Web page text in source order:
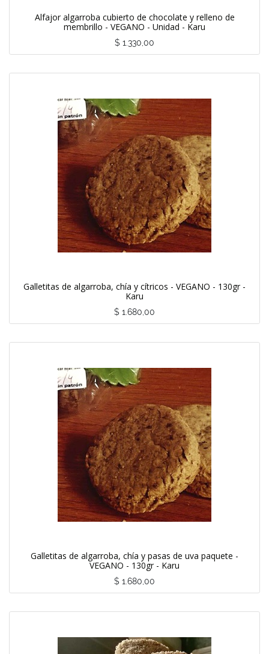
Alfajor algarroba cubierto de chocolate y relleno de
membrillo - VEGANO - Unidad - Karu
$ 1.330,00
Galletitas de algarroba, chía y cítricos - VEGANO - 130gr -
Karu
$ 1.680,00
Galletitas de algarroba, chía y pasas de uva paquete -
VEGANO - 130gr - Karu
$ 1.680,00